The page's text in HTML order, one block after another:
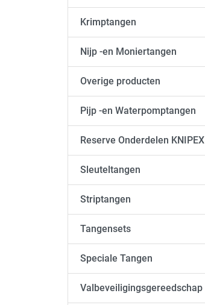
Krimptangen
Nijp -en Moniertangen
Overige producten
Pijp -en Waterpomptangen
Reserve Onderdelen KNIPEX
Sleuteltangen
Striptangen
Tangensets
Speciale Tangen
Valbeveiligingsgereedschap